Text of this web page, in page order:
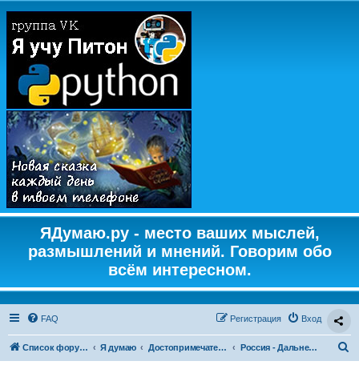
ЯДумаю.ру - место ваших мыслей,
размышлений и мнений. Говорим обо
всём интересном.
FAQ Вход
Регистрация
Список форумов Я думаю Достопримечательности Россия - Дальневосточный федеральный округ